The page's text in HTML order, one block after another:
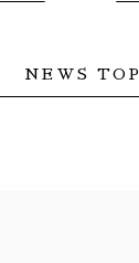
NEWS TOP